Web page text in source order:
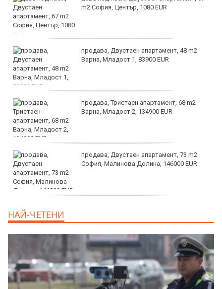
m2 София, Център, 1080 EUR
продава, Двустаен апартамент, 48 m2
Варна, Младост 1, 83900 EUR
продава, Тристаен апартамент, 68 m2
Варна, Младост 2, 134900 EUR
продава, Двустаен апартамент, 73 m2
София, Малинова Долина, 146000 EUR
НАЙ-ЧЕТЕНИ